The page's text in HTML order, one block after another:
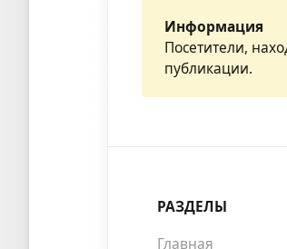
Информация
Посетители,
публикации.
РАЗДЕЛЫ
Главная